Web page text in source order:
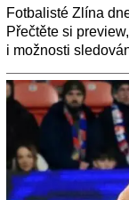
Fotbalisté Zlína
Přečtěte si
i možnosti